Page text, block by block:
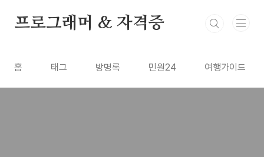
프로그래머 & 자격증
홈 태그 방명록 민원24 여행가이드